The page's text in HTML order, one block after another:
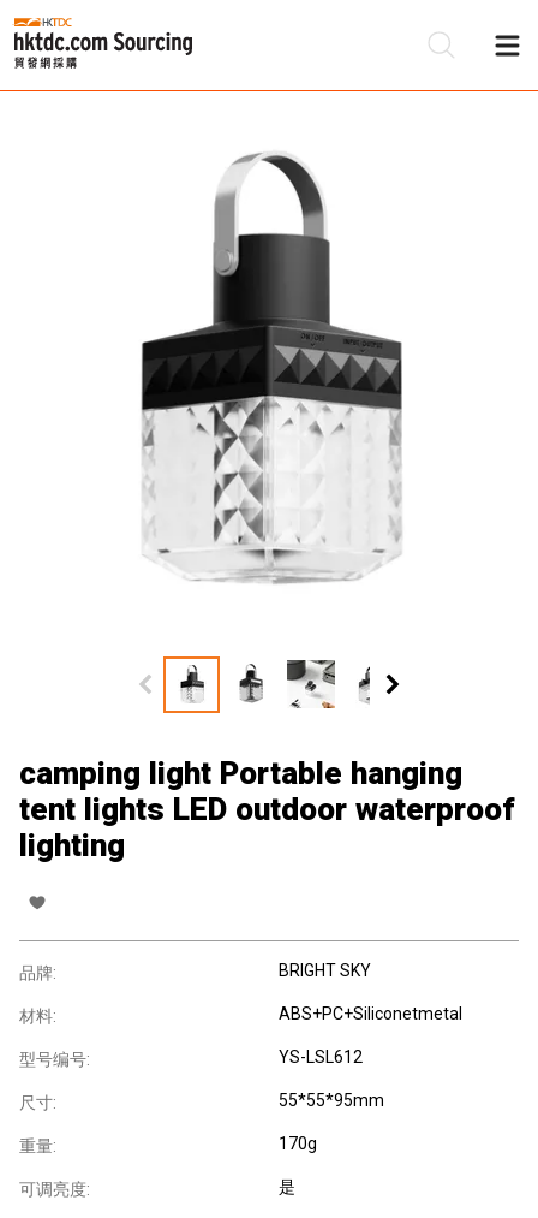
camping light Portable hanging
tent lights LED outdoor waterproof
lighting
品牌: BRIGHT SKY
材料: ABS+PC+Siliconetmetal
型号编号: YS-LSL612
尺寸: 55*55*95mm
重量: 170g
可调亮度: 是